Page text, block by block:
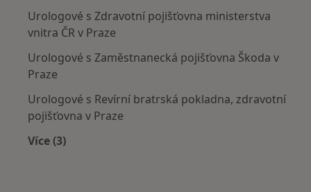
Urologové s Zdravotní pojišťovna ministerstva
vnitra ČR v Praze
Urologové s Zaměstnanecká pojišťovna Škoda v
Praze
Urologové s Revírní bratrská pokladna, zdravotní
pojišťovna v Praze
Více (3)